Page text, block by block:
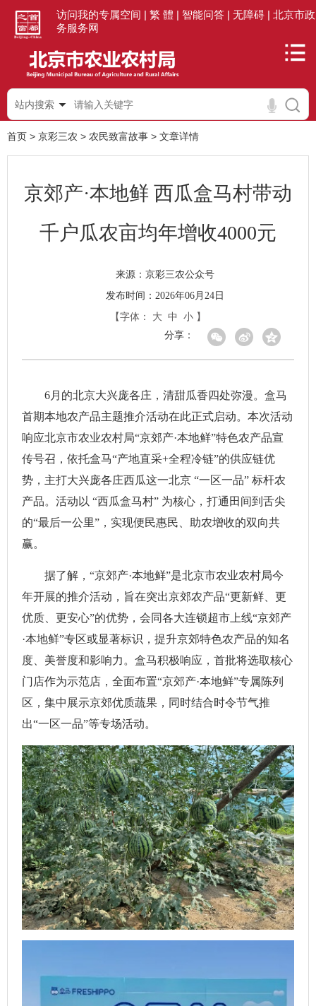
访问我的专属空间 | 繁 體 | 智能问答 | 无障碍 | 北京市政
务服务网
站内搜索
首页 > 京彩三农 > 农民致富故事 > 文章详情
京郊产·本地鲜 西瓜盒马村带动
千户瓜农亩均年增收4000元
来源： 京彩三农公众号
发布时间：2026年06月24日
【字体：
大 中 小 】
分享：
6月的北京大兴庞各庄，清甜瓜香四处弥漫。盒马
首期本地农产品主题推介活动在此正式启动。本次活动
响应北京市农业农村局“京郊产·本地鲜”特色农产品宣
传号召，依托盒马“产地直采+全程冷链”的供应链优
势，主打大兴庞各庄西瓜这一北京 “一区一品” 标杆农
产品。活动以 “西瓜盒马村” 为核心，打通田间到舌尖
的“最后一公里”，实现便民惠民、助农增收的双向共
赢。
据了解，“京郊产·本地鲜”是北京市农业农村局今
年开展的推介活动，旨在突出京郊农产品“更新鲜、更
优质、更安心”的优势，会同各大连锁超市上线“京郊产
·本地鲜”专区或显著标识，提升京郊特色农产品的知名
度、美誉度和影响力。盒马积极响应，首批将选取核心
门店作为示范店，全面布置“京郊产·本地鲜”专属陈列
区，集中展示京郊优质蔬果，同时结合时令节气推
出“一区一品”等专场活动。